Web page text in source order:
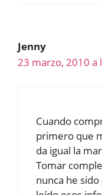
Jenny
23 marzo, 2010 a
Cuando
primero que
da igual la
Tomar
nunca he